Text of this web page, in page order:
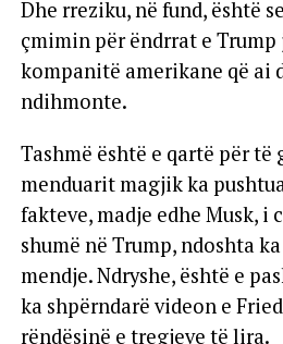
Dhe rreziku, në fund, është
çmimin për ëndrrat e
kompanitë amerikane që ai
ndihmonte.
Tashmë është e qartë për të
menduarit magjik ka
fakteve, madje edhe Musk, i
shumë në Trump, ndoshta
mendje. Ndryshe, është e
ka shpërndarë videon e
rëndësinë e tregjeve të lira.